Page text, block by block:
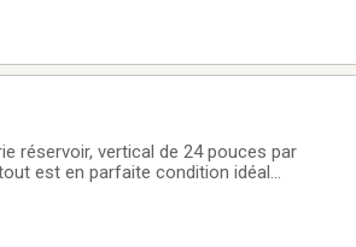
réservoir, vertical de 24 pouces par
est en parfaite condition idéal